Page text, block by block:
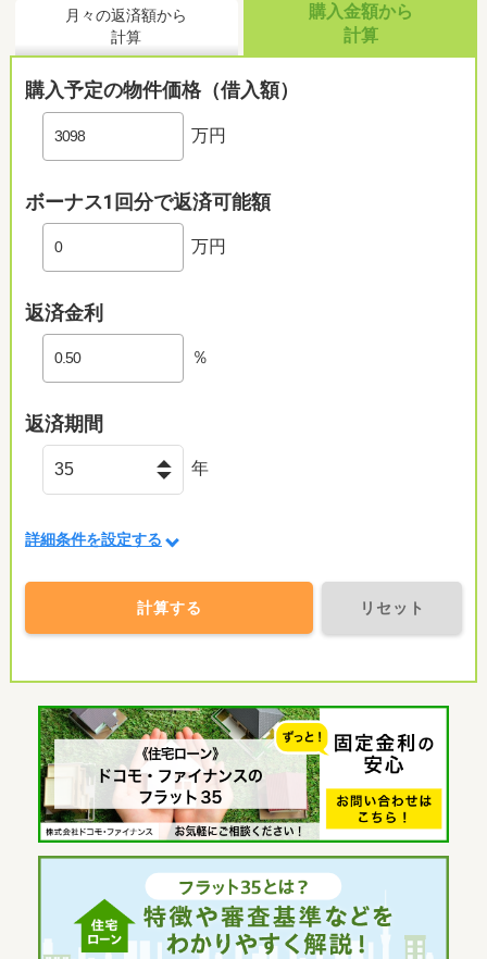
月々の返済額から
計算
購入金額から
計算
購入予定の物件価格（借入額）
万円
ボーナス1回分で返済可能額
万円
返済金利
％
返済期間
年
詳細条件を設定する
計算する リセット